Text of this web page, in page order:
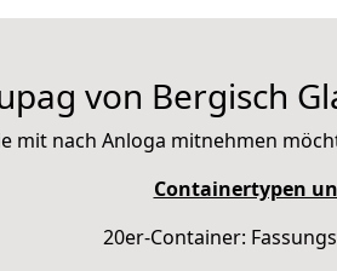
von Bergisch
mit nach Anloga mitnehmen
Containertypen
20er-Container: